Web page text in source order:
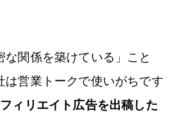
な関係を築けている」こと
は営業トークで使いがちです
ィリエイト広告を出稿した